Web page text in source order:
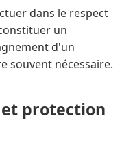
dans le respect
un
d'un
souvent nécessaire.
protection